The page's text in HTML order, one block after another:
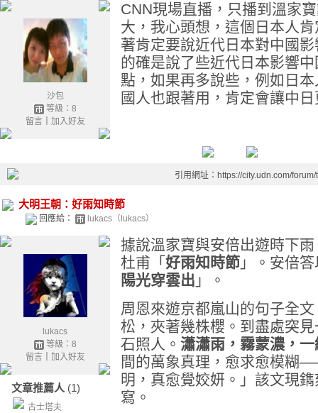
沙包
等級：8
留言｜ 加入好友
CNN現場直播，只播到溫家
大，我心頭想，這個日本人
著肯定要說近代日本對中國
的確是說了些近代日本影響
點，如果再多說些，例如日
國人也跟著用，肯定會讓中
引用網址：https://city.udn.com/
大明王朝：好雨知時節
回應給： lukacs（lukacs）
lukacs
等級：8
留言｜ 加入好友
文章推薦人 (1)
古士塔夫
據說溫家寶與安倍出遊時下
杜甫「 好雨知時節 」。安倍
陽光穿雲出 」。
周恩來遊京都嵐山的句子全
松，夾著幾株櫻。到盡處突
石照人。 瀟瀟雨，霧蒙濃，
間的萬象真理，愈求愈模糊
明，真愈覺姣妍。」該文現
寫。